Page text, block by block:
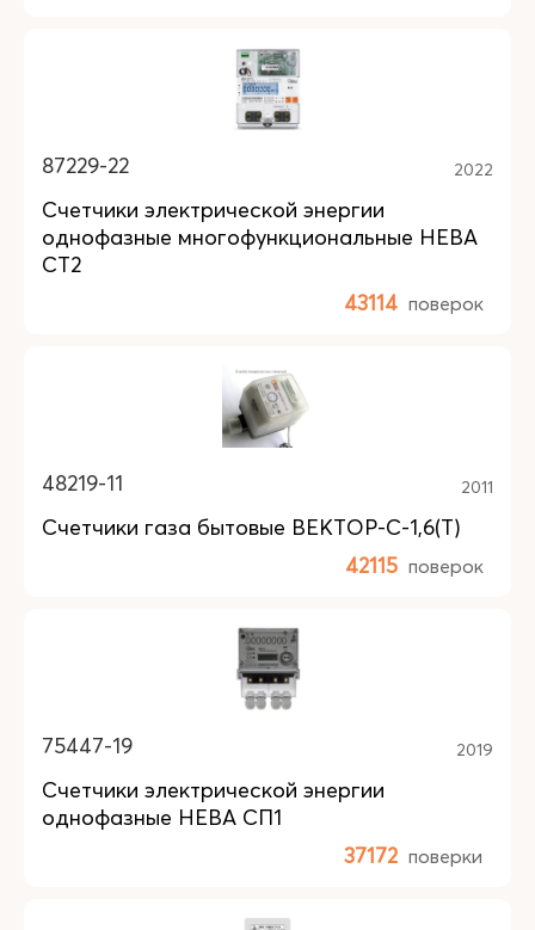
87229-22 2022
Счетчики электрической энергии
однофазные многофункциональные НЕВА
СТ2
43114 поверок
48219-11 2011
Счетчики газа бытовые ВЕКТОР-С-1,6(Т)
42115 поверок
75447-19 2019
Счетчики электрической энергии
однофазные НЕВА СП1
37172 поверки